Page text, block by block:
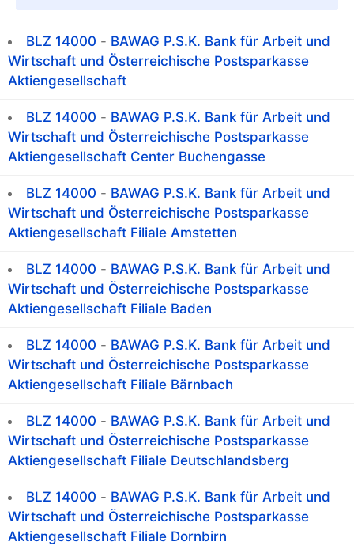
BLZ 14000 - BAWAG P.S.K. Bank für Arbeit und
Wirtschaft und Österreichische Postsparkasse
Aktiengesellschaft
BLZ 14000 - BAWAG P.S.K. Bank für Arbeit und
Wirtschaft und Österreichische Postsparkasse
Aktiengesellschaft Center Buchengasse
BLZ 14000 - BAWAG P.S.K. Bank für Arbeit und
Wirtschaft und Österreichische Postsparkasse
Aktiengesellschaft Filiale Amstetten
BLZ 14000 - BAWAG P.S.K. Bank für Arbeit und
Wirtschaft und Österreichische Postsparkasse
Aktiengesellschaft Filiale Baden
BLZ 14000 - BAWAG P.S.K. Bank für Arbeit und
Wirtschaft und Österreichische Postsparkasse
Aktiengesellschaft Filiale Bärnbach
BLZ 14000 - BAWAG P.S.K. Bank für Arbeit und
Wirtschaft und Österreichische Postsparkasse
Aktiengesellschaft Filiale Deutschlandsberg
BLZ 14000 - BAWAG P.S.K. Bank für Arbeit und
Wirtschaft und Österreichische Postsparkasse
Aktiengesellschaft Filiale Dornbirn